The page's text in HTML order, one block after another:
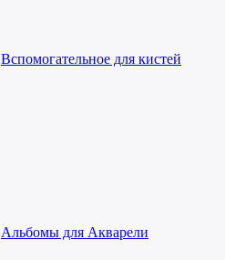
Вспомогательное для кистей
Альбомы для Акварели